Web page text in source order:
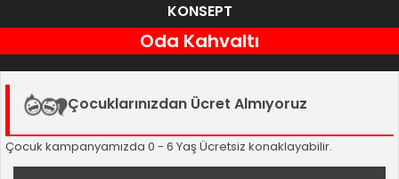
KONSEPT
Oda Kahvaltı
Çocuklarınızdan Ücret Almıyoruz
Çocuk kampanyamızda 0 - 6 Yaş Ücretsiz konaklayabilir.